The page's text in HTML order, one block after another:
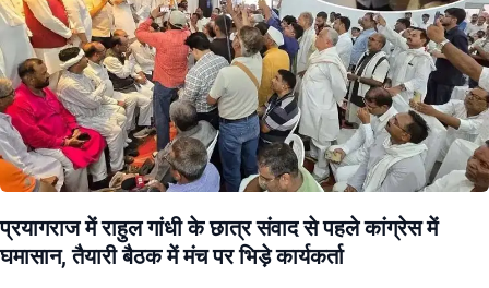
प्रयागराज में राहुल गांधी के छात्र संवाद से पहले कांग्रेस में
घमासान, तैयारी बैठक में मंच पर भिड़े कार्यकर्ता